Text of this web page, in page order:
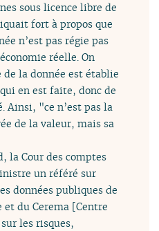
sous licence libre de
fort à propos que
n’est pas régie pas
réelle. On
de la donnée est établie
en est faite, donc de
Ainsi, "ce n’est pas la
de la valeur, mais sa
la Cour des comptes
un référé sur
données publiques de
du Cerema [Centre
les risques,